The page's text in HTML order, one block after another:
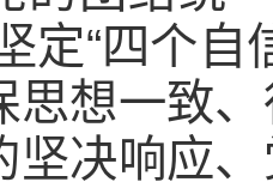
定“四个
思想一致
坚决响应